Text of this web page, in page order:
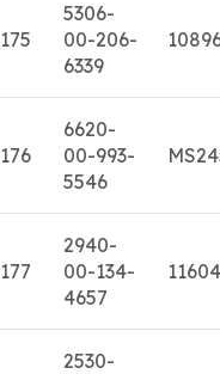
175
5306-
00-206-
6339
176
6620-
00-993-
5546
177
2940-
00-134-
4657
2530-